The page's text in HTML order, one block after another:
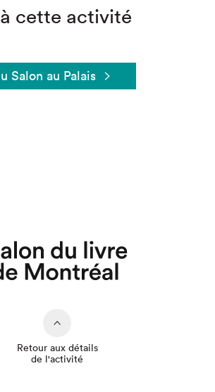
cette activité
Salon au Palais
Retour aux détails
de l'activité